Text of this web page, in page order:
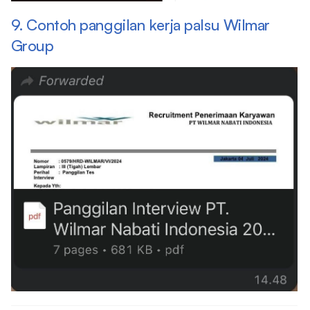
9. Contoh panggilan kerja palsu Wilmar
Group